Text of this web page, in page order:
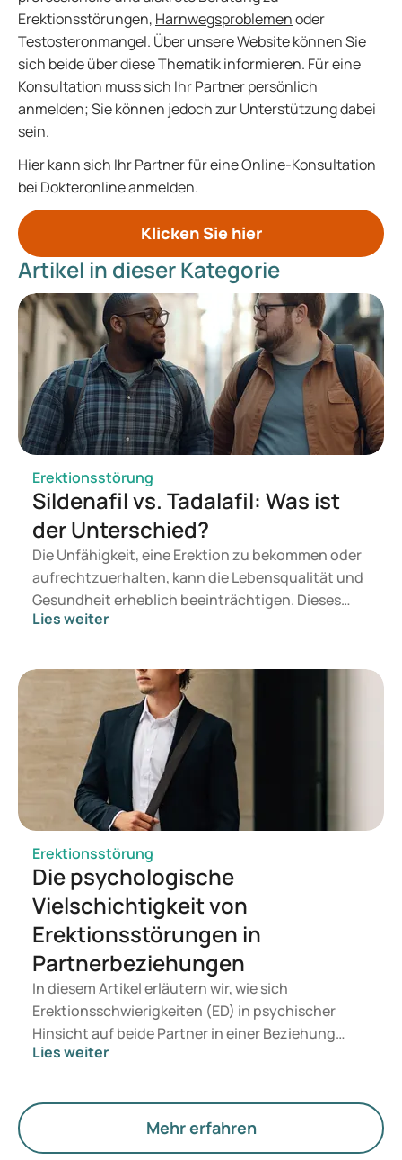
Erektionsstörungen, Harnwegsproblemenoder
Testosteronmangel. Über unsere Website können Sie
sich beide über diese Thematik informieren. Für eine
Konsultation muss sich Ihr Partner persönlich
anmelden; Sie können jedoch zur Unterstützung dabei
sein.
Hier kann sich Ihr Partner für eine Online-Konsultation
bei Dokteronline anmelden.
Klicken Sie hier
Artikel in dieser Kategorie
Erektionsstörung
Sildenafil vs. Tadalafil: Was ist
der Unterschied?
Die Unfähigkeit, eine Erektion zu bekommen oder
aufrechtzuerhalten, kann die Lebensqualität und
Gesundheit erheblich beeinträchtigen. Dieses
Problem kann sowohl physische als auch
einem Mann nicht, eine Erektion zu bekommen,
ohne dass dies sofort zu Problemen führt. Wenn
dies jedoch häufiger vorkommt, kann es
Beschwerden verursachen. Dies kann
möglicherweise Stress auslösen, der wiederum die
Erektionsprobleme verschlimmert.
Glücklicherweise gibt es Behandlungen, die helfen
können, wie Sildenafil und Tadalafil. In diesem
Artikel erklären wir, was diese Medikamente sind
und worin sie sich unterscheiden.
Lies weiter
Erektionsstörung
Die psychologische
Vielschichtigkeit von
Erektionsstörungen in
Partnerbeziehungen
In diesem Artikel erläutern wir, wie sich
Erektionsschwierigkeiten (ED) in psychischer
Hinsicht auf beide Partner in einer Beziehung
auswirken. Wenn die sexuelle Intimität durch
auch einen Impact auf Beziehungen, die auf
Verbindlichkeit, Kommunikation, Ehrlichkeit,
Verantwortung und Vertrauen beruhen. Lesen Sie
Lies weiter
Mehr erfahren